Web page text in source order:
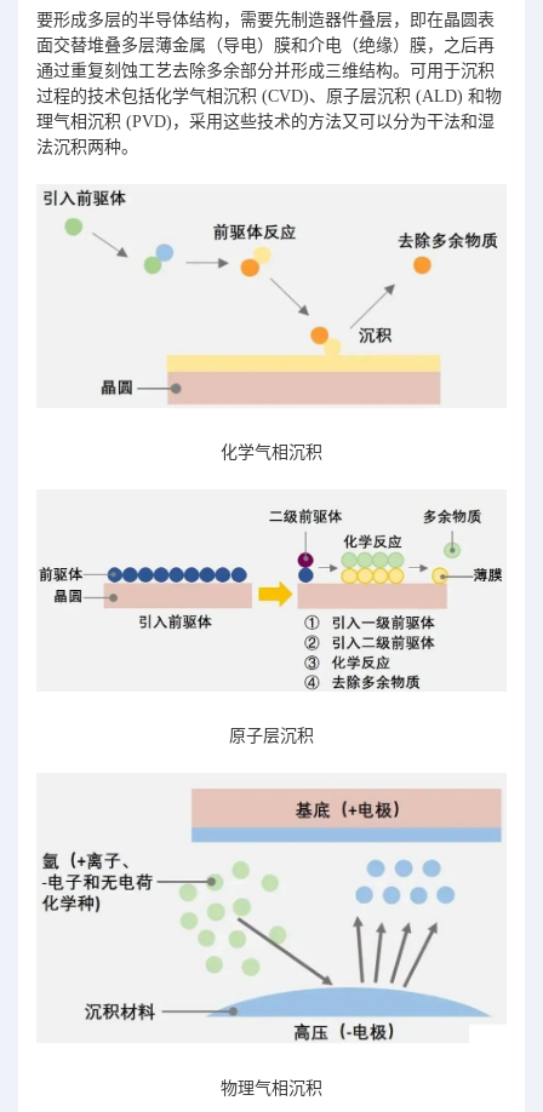
要形成多层的半导体结构，需要先制造器件叠层，即在晶圆表
面交替堆叠多层薄金属（导电）膜和介电（绝缘）膜，之后再
通过重复刻蚀工艺去除多余部分并形成三维结构。可用于沉积
过程的技术包括化学气相沉积 (CVD)、原子层沉积 (ALD) 和物
理气相沉积 (PVD)，采用这些技术的方法又可以分为干法和湿
法沉积两种。
化学气相沉积
原子层沉积
物理气相沉积